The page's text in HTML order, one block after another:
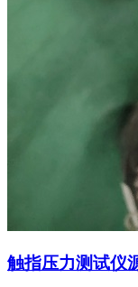
触指压力测试仪